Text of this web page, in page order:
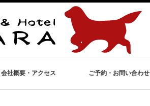
会社概要・アクセス ご予約・お問い合わせ